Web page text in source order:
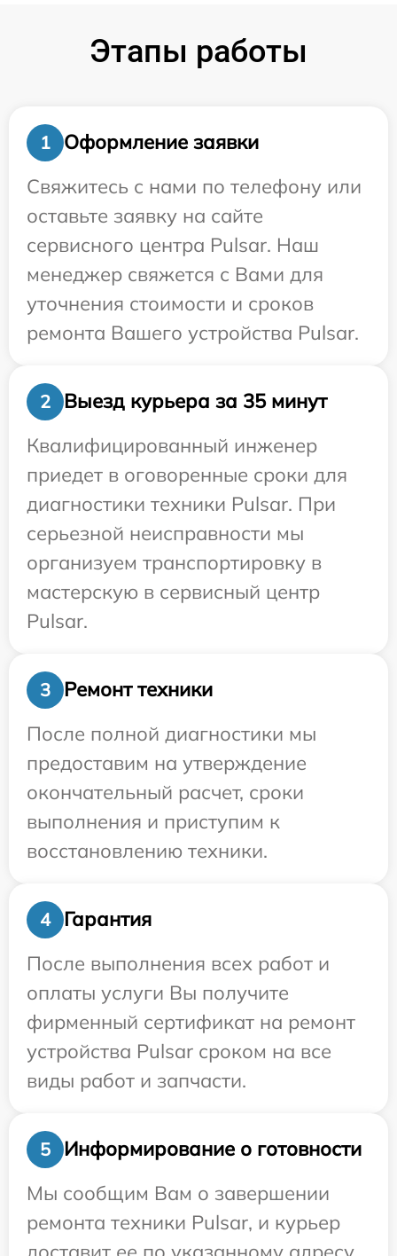
Этапы работы
1
Оформление заявки
Свяжитесь с нами по телефону или
оставьте заявку на сайте
сервисного центра Pulsar. Наш
менеджер свяжется с Вами для
уточнения стоимости и сроков
ремонта Вашего устройства Pulsar.
2
Выезд курьера за 35 минут
Квалифицированный инженер
приедет в оговоренные сроки для
диагностики техники Pulsar. При
серьезной неисправности мы
организуем транспортировку в
мастерскую в сервисный центр
Pulsar.
3
Ремонт техники
После полной диагностики мы
предоставим на утверждение
окончательный расчет, сроки
выполнения и приступим к
восстановлению техники.
4
Гарантия
После выполнения всех работ и
оплаты услуги Вы получите
фирменный сертификат на ремонт
устройства Pulsar сроком на все
виды работ и запчасти.
5
Информирование о готовности
Мы сообщим Вам о завершении
ремонта техники Pulsar, и курьер